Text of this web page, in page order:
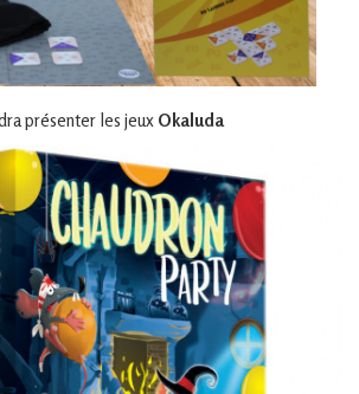
présenter les jeux Okaluda